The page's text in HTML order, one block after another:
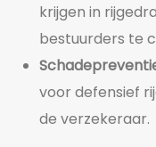
krijgen in
bestuurders te
voor defensief
de verzekeraar.